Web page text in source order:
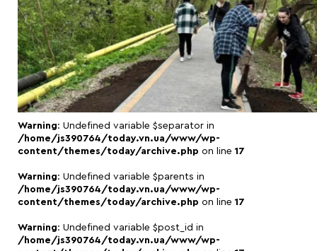
Warning: Undefined variable $separator in
/home/js390764/today.vn.ua/www/wp-
content/themes/today/archive.php on line 17
Warning: Undefined variable $parents in
/home/js390764/today.vn.ua/www/wp-
content/themes/today/archive.php on line 17
Warning: Undefined variable $post_id in
/home/js390764/today.vn.ua/www/wp-